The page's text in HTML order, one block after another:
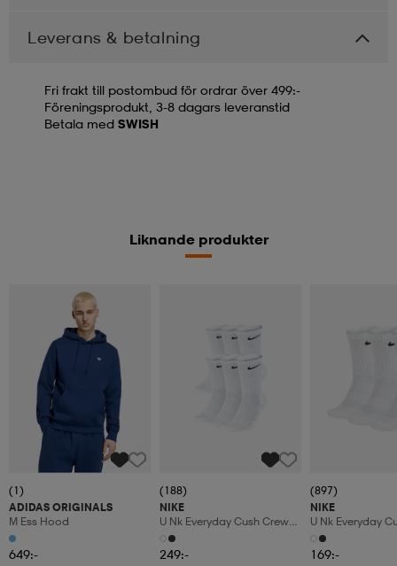
Leverans & betalning
Fri frakt till postombud för ordrar över 499:-
Föreningsprodukt, 3-8 dagars leveranstid
Betala med SWISH
Liknande produkter
(1)
ADIDAS ORIGINALS
M Ess Hood
649:-
(188)
NIKE
U Nk Everyday Cush Crew
6pr-Bd
249:-
(897)
NIKE
U Nk Everyday
3pr
169:-